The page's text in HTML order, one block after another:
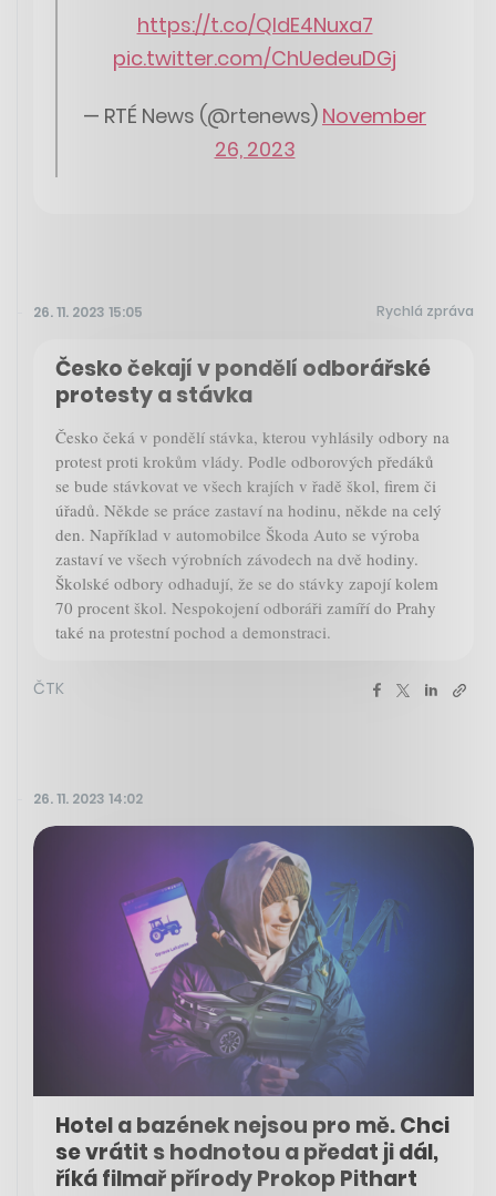
https://t.co/QIdE4Nuxa7
pic.twitter.com/ChUedeuDGj
— RTÉ News (@rtenews) November
26, 2023
26. 11. 2023 15:05 Rychlá zpráva
Česko čekají v pondělí odborářské
protesty a stávka
Česko čeká v pondělí stávka, kterou vyhlásily odbory na
protest proti krokům vlády. Podle odborových předáků
se bude stávkovat ve všech krajích v řadě škol, firem či
úřadů. Někde se práce zastaví na hodinu, někde na celý
den. Například v automobilce Škoda Auto se výroba
zastaví ve všech výrobních závodech na dvě hodiny.
Školské odbory odhadují, že se do stávky zapojí kolem
70 procent škol. Nespokojení odboráři zamíří do Prahy
také na protestní pochod a demonstraci.
ČTK
26. 11. 2023 14:02
Hotel a bazének nejsou pro mě. Chci
se vrátit s hodnotou a předat ji dál,
říká filmař přírody Prokop Pithart